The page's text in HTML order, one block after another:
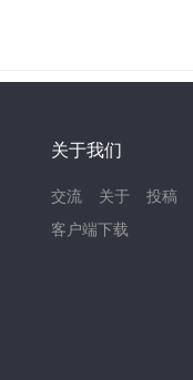
关于我们
交流 关于
投稿
客户端下载